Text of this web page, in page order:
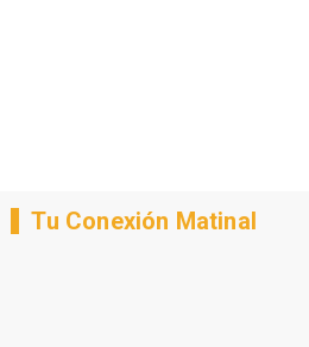
Tu Conexión Matinal